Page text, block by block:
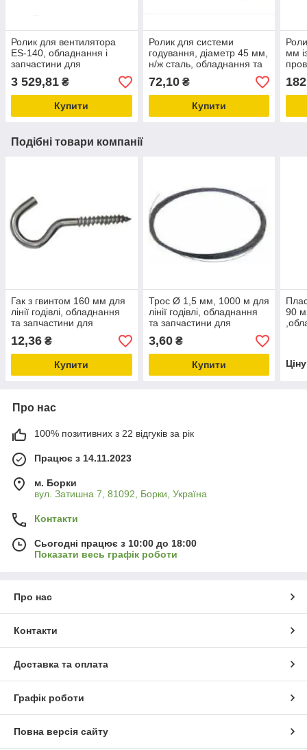
Ролик для вентилятора
ES-140, обладнання і
запчастини для
птахівництва, системи
мікроклімату в
тваринництві
3 529,81 ₴
Купити
Ролик для системи
годування, діаметр 45 мм,
н/ж сталь, обладнання та
запчастини для
птахівництва
72,10₴
Купити
мм
для
Подібні товари компанії
Гак з гвинтом 160 мм для
лінії годівлі, обладнання
та запчастини для
12,36 ₴
Купити
Трос Ø 1,5 мм, 1000 м для
лінії годівлі, обладнання
та запчастини для
3,60₴
Купити
90
Про нас
100% позитивних з 22 відгуків за рік
Працює з 14.11.2023
м. Борки
вул. Затишна 7, 81092, Борки, Україна
Контакти
Сьогодні працює з 10:00 до 18:00
Показати весь графік роботи
Про нас
Контакти
Доставка та оплата
Графік роботи
Повна версія сайту